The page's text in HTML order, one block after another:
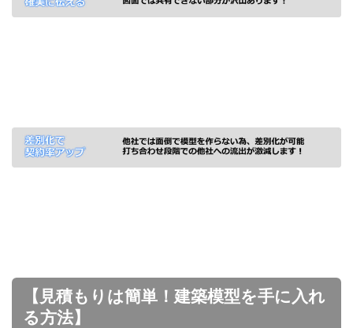
【見積もりは簡単！建築模型を手に入れ
る方法】